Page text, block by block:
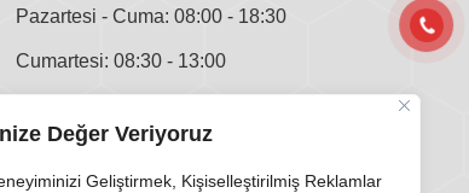
Değer Veriyoruz
Geliştirmek, Kişiselleştirilmiş Reklamlar
Pazartesi - Cuma: 08:00 - 18:30
Cumartesi: 08:30 - 13:00